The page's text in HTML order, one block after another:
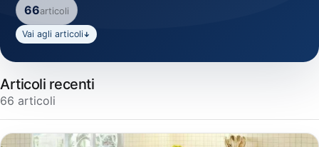
66articoli
Vai agli articoli↓
Articoli recenti
66 articoli